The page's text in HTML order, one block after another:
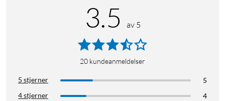
3.5 av 5
20 kundeanmeldelser
5 stjerner
5
4 stjerner
4